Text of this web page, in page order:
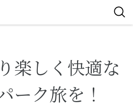
楽しく快適な
ーク旅を！